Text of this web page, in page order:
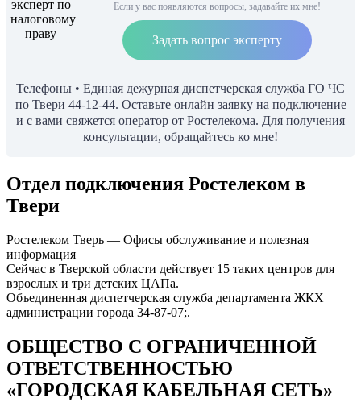
Если у вас появляются вопросы, задавайте их мне!
Задать вопрос эксперту
Телефоны • Единая дежурная диспетчерская служба ГО ЧС
по Твери 44-12-44. Оставьте онлайн заявку на подключение
и с вами свяжется оператор от Ростелекома. Для получения
консультации, обращайтесь ко мне!
Отдел подключения Ростелеком в
Твери
Ростелеком Тверь — Офисы обслуживание и полезная
информация
Сейчас в Тверской области действует 15 таких центров для
взрослых и три детских ЦАПа.
Объединенная диспетчерская служба департамента ЖКХ
администрации города 34-87-07;.
ОБЩЕСТВО С ОГРАНИЧЕННОЙ
ОТВЕТСТВЕННОСТЬЮ
«ГОРОДСКАЯ КАБЕЛЬНАЯ СЕТЬ»